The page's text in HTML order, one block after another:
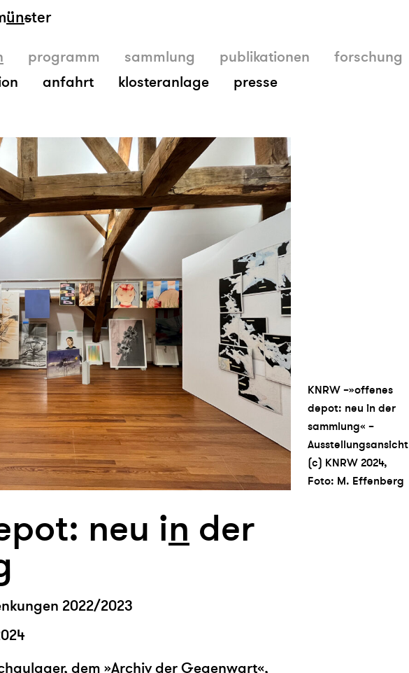
ünster
anfahrt klosteranlage presse
programm sammlung publikationen forschung
KNRW –»offenes
depot: neu in der
sammlung« –
Ausstellungsansicht
(c) KNRW 2024,
Foto: M. Effenberg
neu in der
2022/2023
dem »Archiv der Gegenwart«,